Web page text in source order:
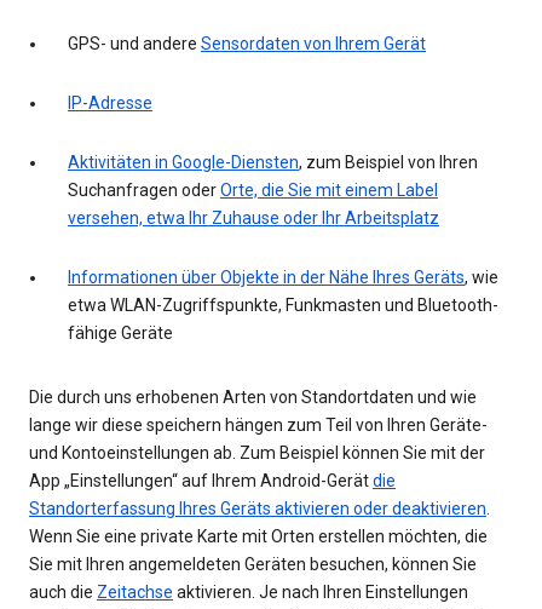
GPS- und andere Sensordaten von Ihrem Gerät
IP-Adresse
Aktivitäten in Google-Diensten, zum Beispiel von Ihren
Suchanfragen oderOrte, die Sie mit einem Label
versehen, etwa Ihr Zuhause oder Ihr Arbeitsplatz
Informationen über Objekte in der Nähe Ihres Geräts, wie
etwa WLAN-Zugriffspunkte, Funkmasten und Bluetooth-
fähige Geräte
Die durch uns erhobenen Arten von Standortdaten und wie
lange wir diese speichern hängen zum Teil von Ihren Geräte-
und Kontoeinstellungen ab. Zum Beispiel können Sie mit der
App „Einstellungen“ auf Ihrem Android-Gerätdie
Standorterfassung Ihres Geräts aktivieren oder deaktivieren
Wenn Sie eine private Karte mit Orten erstellen möchten, die
Sie mit Ihren angemeldeten Geräten besuchen, können Sie
auch die Zeitachse aktivieren. Je nach Ihren Einstellungen